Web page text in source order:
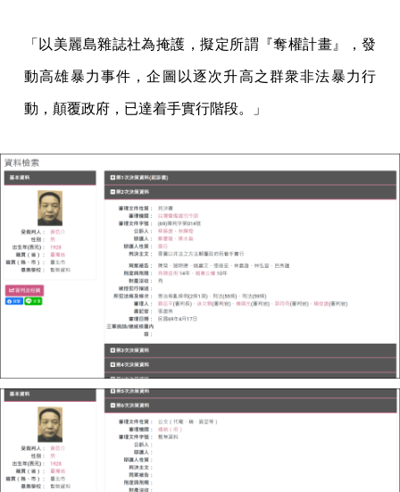
「以美麗島雜誌社為掩護，擬定所謂『奪權計畫』，發
動高雄暴力事件，企圖以逐次升高之群衆非法暴力行
動，顛覆政府，已達着手實行階段。」